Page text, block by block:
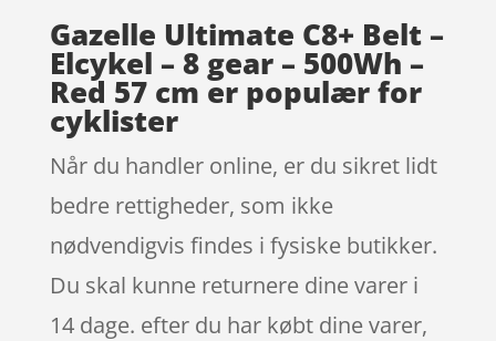
Gazelle Ultimate C8+ Belt –
Elcykel – 8 gear – 500Wh –
Red 57 cm er populær for
cyklister
Når du handler online, er du sikret lidt
bedre rettigheder, som ikke
nødvendigvis findes i fysiske butikker.
Du skal kunne returnere dine varer i
14 dage. efter du har købt dine varer,